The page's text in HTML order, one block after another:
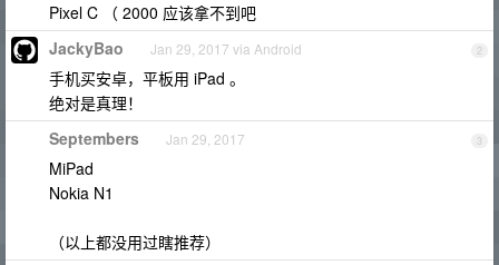
Pixel C （ 2000 应该拿不到吧
2
JackyBao Jan 29, 2017 via Android
手机买安卓，平板用 iPad 。
绝对是真理！
3
Septembers Jan 29, 2017
MiPad
Nokia N1
（以上都没用过瞎推荐）